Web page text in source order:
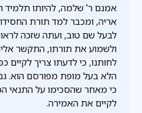
אמנם ר' שלמה, להיותו
אריה, ומכבר למד תורת
לבעל שם טוב, ועתה שזכה
ולשמוע את תורתו, התקשר
לחותנו, כי לדעתו צריך לקיים
הלא בעל מופת מפורסם הוא.
כי מאחר שהסכימו על התנאי
לקיים את האמירה.